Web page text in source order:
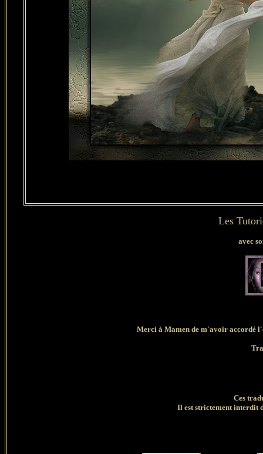
Les
avec
Merci à Mamen de m'avoir accordé
Ces
Il est strictement interdit